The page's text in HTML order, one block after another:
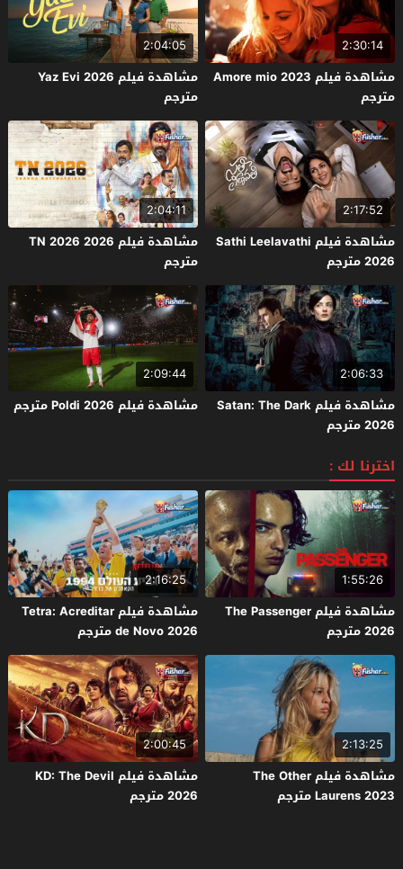
2:30:14
مشاهدة فيلم Amore mio 2023
مترجم
2:04:05
مشاهدة فيلم Yaz Evi 2026
مترجم
2:17:52
مشاهدة فيلم Sathi Leelavathi
2026 مترجم
2:04:11
مشاهدة فيلم TN 2026 2026
مترجم
2:06:33
مشاهدة فيلم Satan: The Dark
2026 مترجم
2:09:44
مشاهدة فيلم Poldi 2026 مترجم
اخترنا لك :
1:55:26
مشاهدة فيلم The Passenger
2026 مترجم
2:16:25
مشاهدة فيلم Tetra: Acreditar
de Novo 2026 مترجم
2:13:25
مشاهدة فيلم The Other
Laurens 2023 مترجم
2:00:45
مشاهدة فيلم KD: The Devil
2026 مترجم